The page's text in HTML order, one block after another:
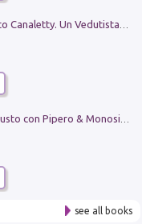
see all books